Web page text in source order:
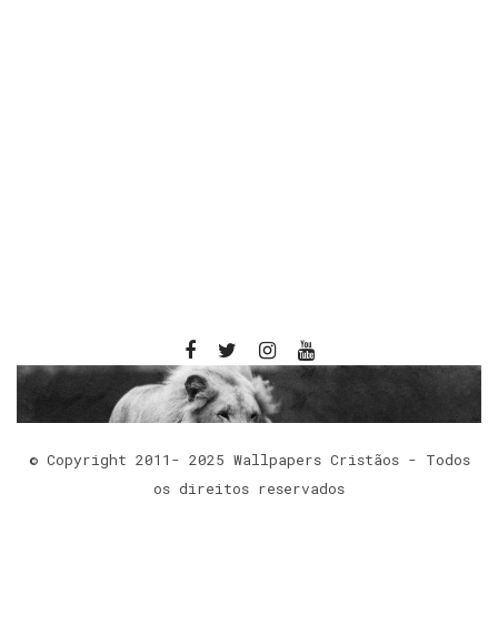
© Copyright 2011- 2025 Wallpapers Cristãos - Todos
os direitos reservados